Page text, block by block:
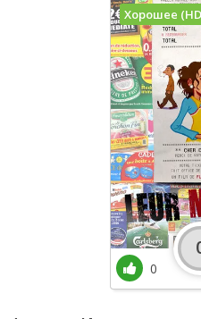
Хорошее
0